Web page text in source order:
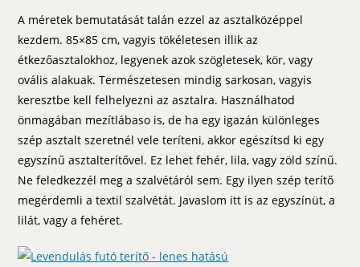
A méretek bemutatását talán ezzel az asztalközéppel
kezdem. 85×85 cm, vagyis tökéletesen illik az
étkezőasztalokhoz, legyenek azok szögletesek, kör, vagy
ovális alakuak. Természetesen mindig sarkosan, vagyis
keresztbe kell felhelyezni az asztalra. Használhatod
önmagában mezítlábaso is, de ha egy igazán különleges
szép asztalt szeretnél vele teríteni, akkor egészítsd ki egy
egyszínű asztalterítővel. Ez lehet fehér, lila, vagy zöld színű.
Ne feledkezzél meg a szalvétáról sem. Egy ilyen szép terítő
megérdemli a textil szalvétát. Javaslom itt is az egyszínüt, a
lilát, vagy a fehéret.